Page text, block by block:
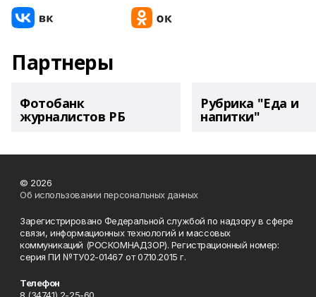
Партнеры
Фотобанк
журналистов РБ
Рубрика "Еда и
напитки"
© 2026
Об использовании персональных данных
Зарегистрировано Федеральной службой по надзору в сфере
связи, информационных технологий и массовых
коммуникаций (РОСКОМНАДЗОР). Регистрационный номер:
серия ПИ №ТУ02-01467 от 07.10.2015 г.
Телефон